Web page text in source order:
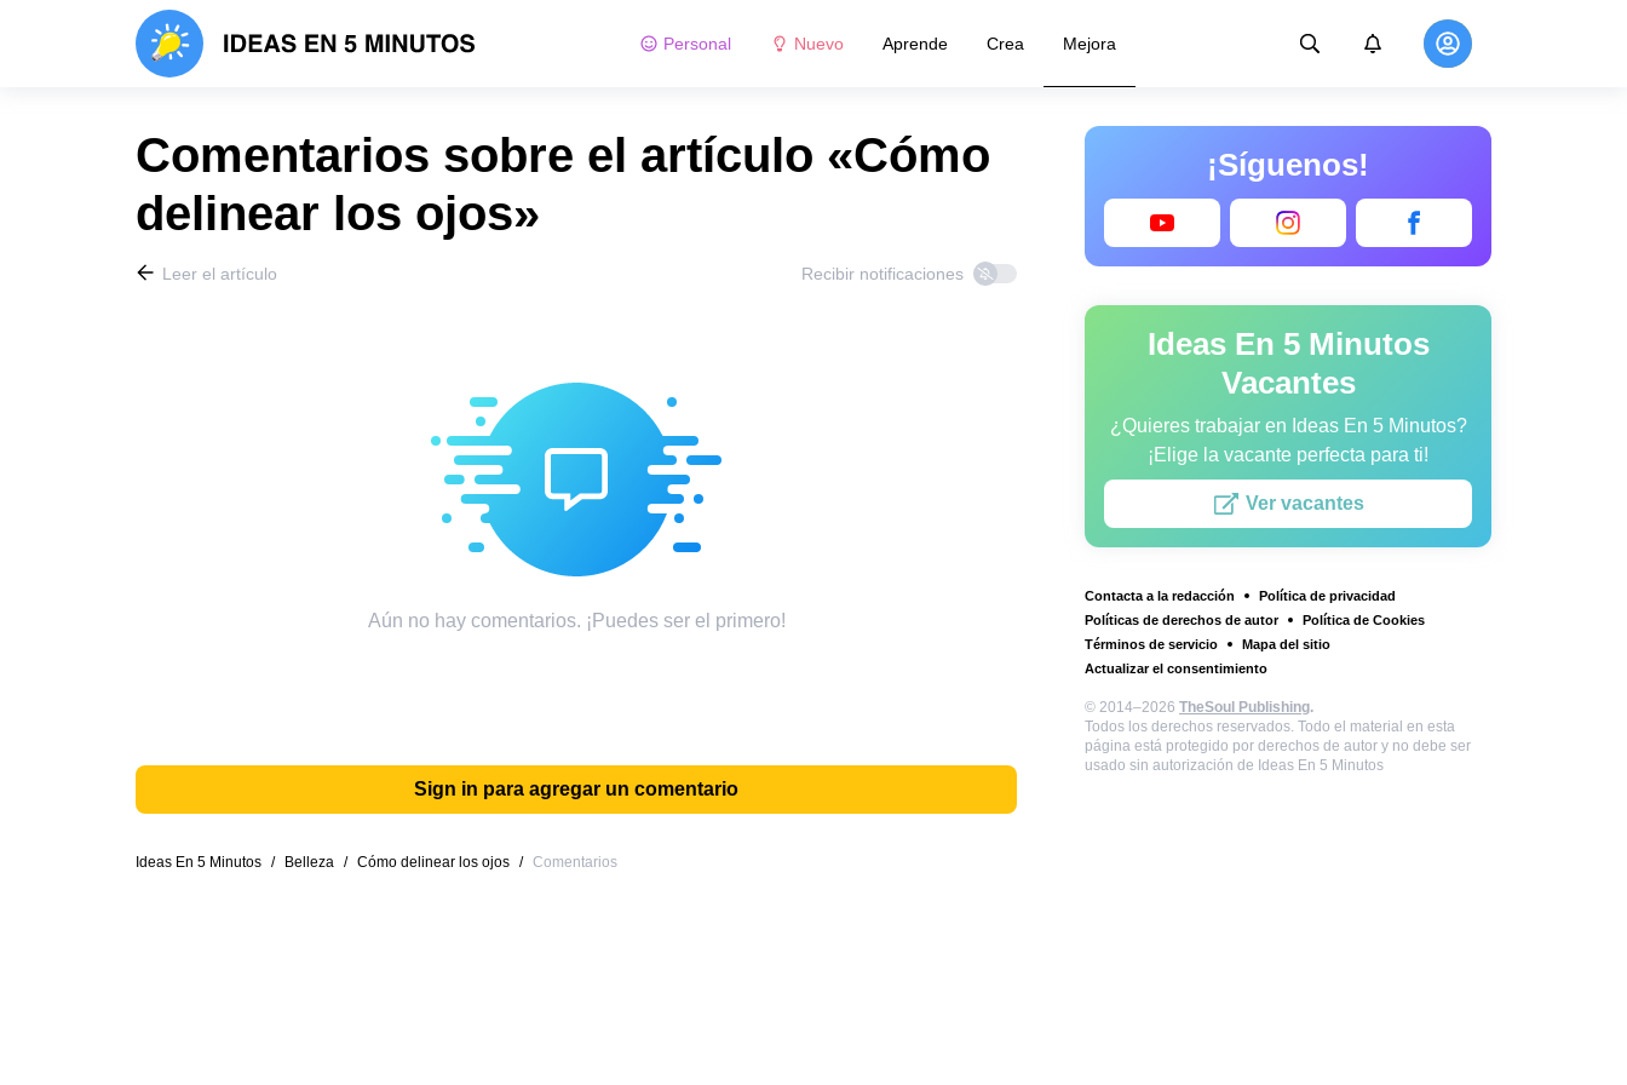
Personal Nuevo Aprende Crea Mejora
¡Síguenos!
Ideas En 5 Minutos
Vacantes
¿Quieres trabajar en Ideas En 5 Minutos?
¡Elige la vacante perfecta para ti!
Ver vacantes
Contacta a la redacción
Política de privacidad
Políticas de derechos de autor
Política de Cookies
Términos de servicio
Mapa del sitio
Actualizar el consentimiento
© 2014–2026 TheSoul Publishing.
Todos los derechos reservados. Todo el material en esta
página está protegido por derechos de autor y no debe ser
usado sin autorización de Ideas En 5 Minutos
Comentarios sobre el artículo «Cómo
delinear los ojos»
Leer el artículo Recibir notificaciones
Aún no hay comentarios. ¡Puedes ser el primero!
Sign in para agregar un comentario
Ideas En 5 Minutos / Belleza / Cómo delinear los ojos / Comentarios